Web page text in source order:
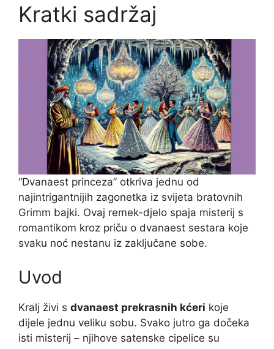
Kratki sadržaj
“Dvanaest princeza” otkriva jednu od
najintrigantnijih zagonetka iz svijeta bratovnih
Grimm bajki. Ovaj remek-djelo spaja misterij s
romantikom kroz priču o dvanaest sestara koje
svaku noć nestanu iz zaključane sobe.
Uvod
Kralj živi s dvanaest prekrasnih kćeri koje
dijele jednu veliku sobu. Svako jutro ga dočeka
isti misterij – njihove satenske cipelice su